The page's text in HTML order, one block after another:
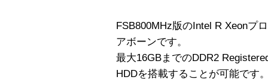
FSB800MHz版のIntel R Xeonプ
アボーンです。
最大16GBまでのDDR2
HDDを搭載することが可能です